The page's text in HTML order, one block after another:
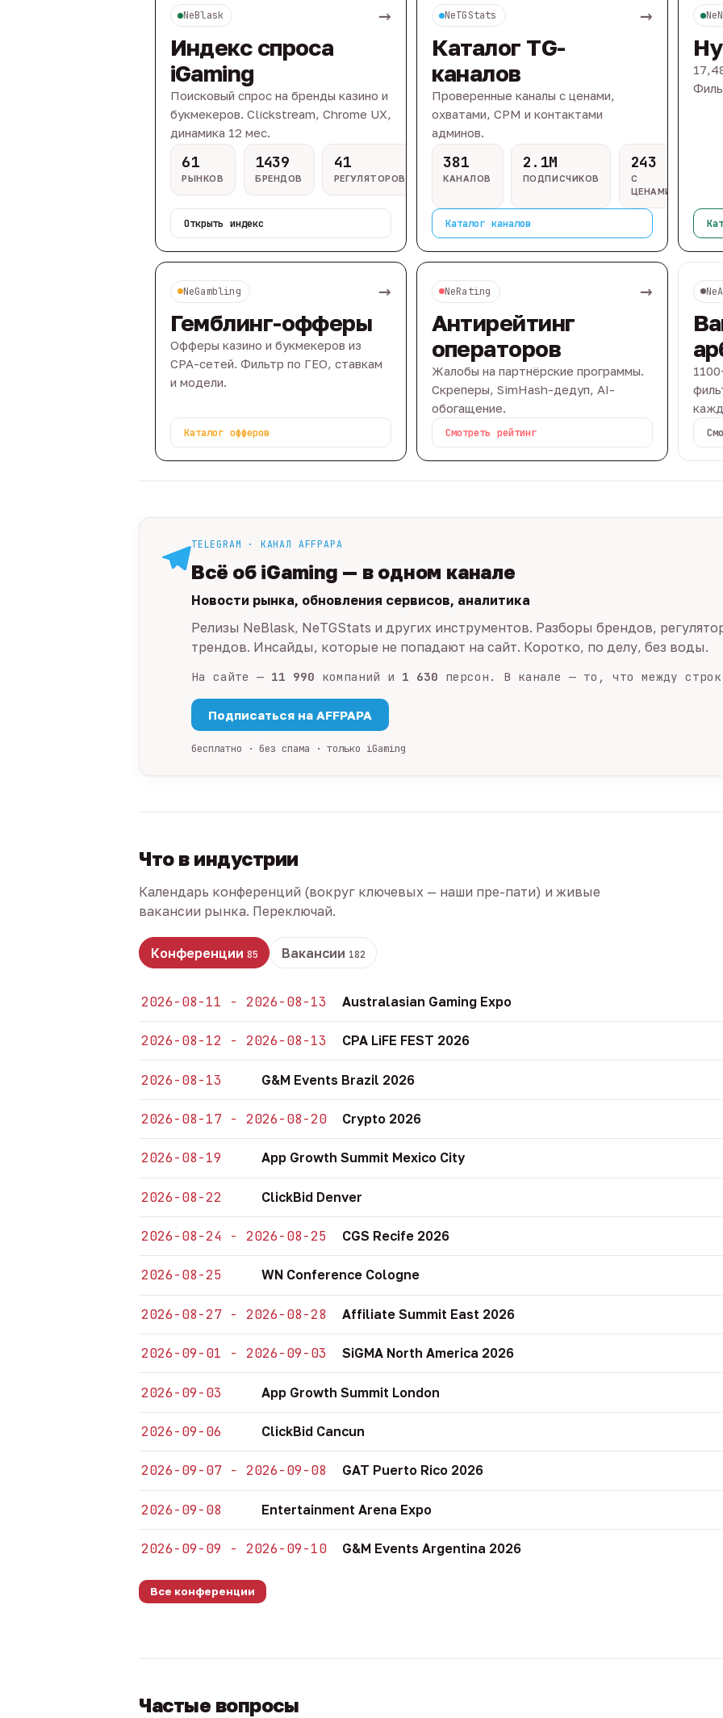
NeBlask →
Индекс спроса
iGaming
Поисковый спрос на бренды казино и
букмекеров. Clickstream, Chrome UX,
динамика 12 мес.
61
РЫНКОВ
1439
БРЕНДОВ
41
РЕГУЛЯТОРОВ
Открыть индекс
NeTGStats →
Каталог TG-
каналов
Проверенные каналы с ценами,
охватами, CPM и контактами
админов.
381
КАНАЛОВ
2.1M
ПОДПИСЧИКОВ
243
С
ЦЕНАМИ
Каталог каналов
NeGambling →
Гемблинг-офферы
Офферы казино и букмекеров из
CPA-сетей. Фильтр по ГЕО, ставкам
и модели.
Каталог офферов
NeRating →
Антирейтинг
операторов
Жалобы на партнёрские программы.
Скреперы, SimHash-дедуп, AI-
обогащение.
Смотреть рейтинг
TELEGRAM · КАНАЛ AFFPAPA
Всё об iGaming — в одном канале
Новости рынка, обновления сервисов, аналитика
Релизы NeBlask, NeTGStats и других инструментов. Разборы брендов,
трендов. Инсайды, которые не попадают на сайт. Коротко, по делу, без воды.
На сайте — 11 990 компаний и 1 630 персон. В канале — то, что между
Подписаться на AFFPAPA
бесплатно · без спама · только iGaming
Что в индустрии
Календарь конференций (вокруг ключевых — наши пре-пати) и живые
вакансии рынка. Переключай.
Конференции 85 Вакансии 182
2026-08-11 - 2026-08-13 Australasian Gaming Expo
2026-08-12 - 2026-08-13 CPA LiFE FEST 2026
2026-08-13 G&M Events Brazil 2026
2026-08-17 - 2026-08-20 Crypto 2026
2026-08-19 App Growth Summit Mexico City
2026-08-22 ClickBid Denver
2026-08-24 - 2026-08-25 CGS Recife 2026
2026-08-25 WN Conference Cologne
2026-08-27 - 2026-08-28 Affiliate Summit East 2026
2026-09-01 - 2026-09-03 SiGMA North America 2026
2026-09-03 App Growth Summit London
2026-09-06 ClickBid Cancun
2026-09-07 - 2026-09-08 GAT Puerto Rico 2026
2026-09-08 Entertainment Arena Expo
2026-09-09 - 2026-09-10 G&M Events Argentina 2026
Все конференции
Частые вопросы